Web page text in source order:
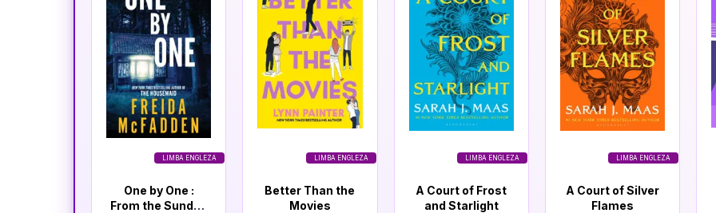
LIMBA ENGLEZA
One by One :
From the Sunday
LIMBA ENGLEZA
Better Than the
Movies
LIMBA ENGLEZA
A Court of Frost
and Starlight
LIMBA ENGLEZA
A Court of Silver
Flames